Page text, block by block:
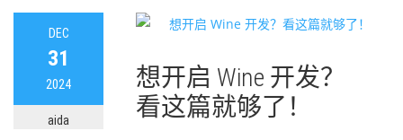
DEC
31
2024
aida
想开启 Wine 开发？
看这篇就够了！